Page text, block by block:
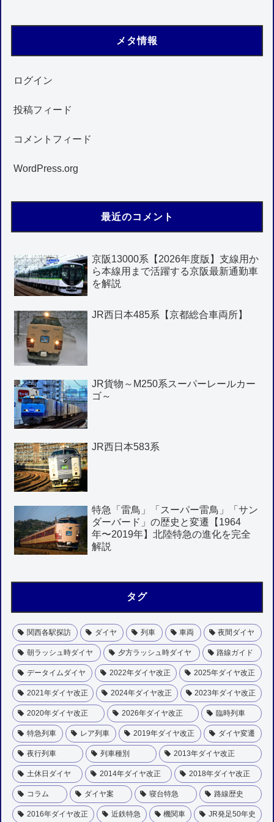
メタ情報
ログイン
投稿フィード
コメントフィード
WordPress.org
最近のコメント
京阪13000系【2026年度版】支線用か
ら本線用まで活躍する京阪最新通勤車
を解説
JR西日本485系【京都総合車両所】
JR貨物～M250系スーパーレールカー
ゴ～
JR西日本583系
特急「雷鳥」「スーパー雷鳥」「サン
ダーバード」の歴史と変遷【1964
年〜2019年】北陸特急の進化を完全
解説
タグ
関西各駅探訪 ダイヤ 列車 車両 夜間ダイヤ
朝ラッシュ時ダイヤ 夕方ラッシュ時ダイヤ 路線ガイド
データイムダイヤ 2022年ダイヤ改正 2025年ダイヤ改正
2021年ダイヤ改正 2024年ダイヤ改正 2023年ダイヤ改正
2020年ダイヤ改正 2026年ダイヤ改正 臨時列車
特急列車 レア列車 2019年ダイヤ改正 ダイヤ変遷
夜行列車 列車種別 2013年ダイヤ改正
土休日ダイヤ 2014年ダイヤ改正 2018年ダイヤ改正
コラム ダイヤ案 寝台特急 路線歴史
2016年ダイヤ改正 近鉄特急 機関車 JR発足50年史